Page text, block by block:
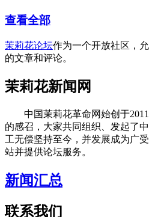
查看全部
茉莉花论坛作为一个开放社区，
的文章和评论。
茉莉花新闻网
中国茉莉花革命网始创于2011
的感召，大家共同组织、发起了
工无偿坚持至今，并发展成为广
站并提供论坛服务。
新闻汇总
联系我们